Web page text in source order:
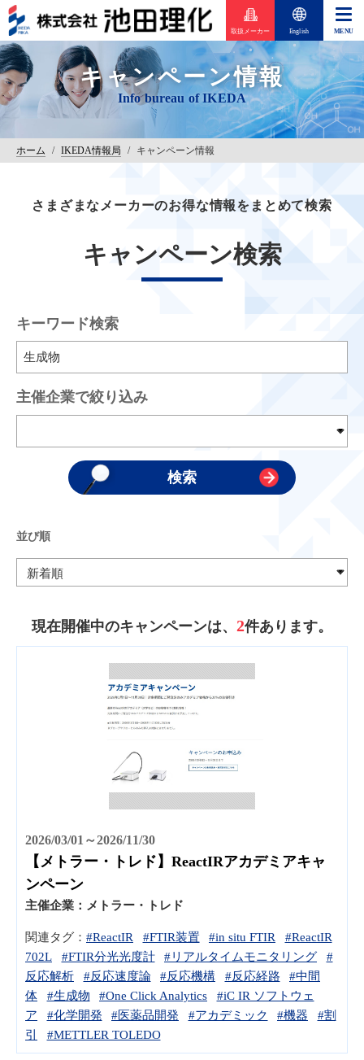
取扱メーカー English
キャンペーン情報
ホーム / IKEDA情報局 / キャンペーン情報
さまざまなメーカーのお得な情報をまとめて検索
キャンペーン検索
キーワード検索
主催企業で絞り込み
並び順
現在開催中のキャンペーンは、 2件あります。
2026/03/01～2026/11/30
【メトラー・トレド】ReactIRアカデミアキャ
ンペーン
主催企業： メトラー・トレド
関連タグ： #ReactIR #FTIR装置 #in situ FTIR
#ReactIR
702L
#FTIR分光光度計 #リアルタイムモニタリング
#
反応解析
#反応速度論 #反応機構 #反応経路
#中間
体
#生成物 #One Click Analytics
#iC IR ソフトウェ
ア
#化学開発 #医薬品開発 #アカデミック #機器
#割
引
#METTLER TOLEDO